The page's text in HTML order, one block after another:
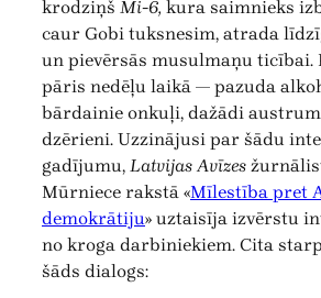
krodziņš Mi-6, kura saimnieks
caur Gobi tuksnesim, atrada
un pievērsās musulmaņu ticībai.
pāris nedēļu laikā — pazuda
bārdainie onkuļi, dažādi
dzērieni. Uzzinājusi par šādu
gadījumu, Latvijas Avīzes
Mūrniece rakstā «Mīlestība pret
demokrātiju» uztaisīja izvērstu
no kroga darbiniekiem. Cita
šāds dialogs: